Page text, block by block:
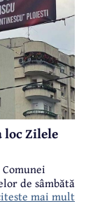
loc Zilele
de sâmbătă
mai mult